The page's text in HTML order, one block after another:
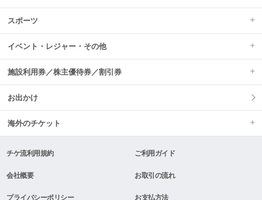
スポーツ
イベント・レジャー・その他
施設利用券／株主優待券／割引券
お出かけ
海外のチケット
チケ流利用規約 ご利用ガイド
会社概要 お取引の流れ
プライバシーポリシー お支払方法